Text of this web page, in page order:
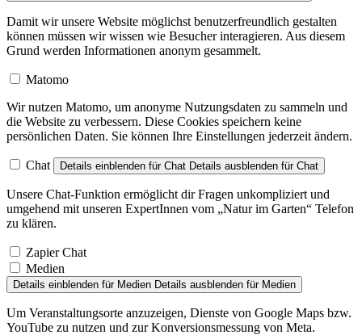
Damit wir unsere Website möglichst benutzerfreundlich gestalten
können müssen wir wissen wie Besucher interagieren. Aus diesem
Grund werden Informationen anonym gesammelt.
Matomo
Wir nutzen Matomo, um anonyme Nutzungsdaten zu sammeln und
die Website zu verbessern. Diese Cookies speichern keine
persönlichen Daten. Sie können Ihre Einstellungen jederzeit ändern.
Chat Details einblenden für Chat Details ausblenden für Chat
Unsere Chat-Funktion ermöglicht dir Fragen unkompliziert und
umgehend mit unseren ExpertInnen vom „Natur im Garten“ Telefon
zu klären.
Zapier Chat
Medien
Details einblenden für Medien Details ausblenden für Medien
Um Veranstaltungsorte anzuzeigen, Dienste von Google Maps bzw.
YouTube zu nutzen und zur Konversionsmessung von Meta.